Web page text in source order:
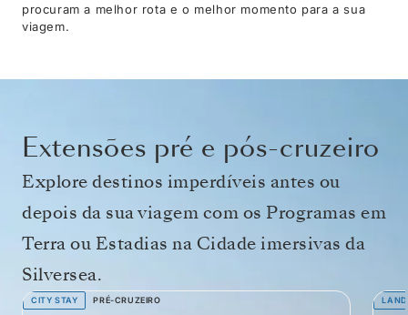
procuram a melhor rota e o melhor momento para a sua
viagem.
Extensões pré e pós-cruzeiro
Explore destinos imperdíveis antes ou
depois da sua viagem com os Programas em
Terra ou Estadias na Cidade imersivas da
Silversea.
CITY STAY PRÉ-CRUZEIRO